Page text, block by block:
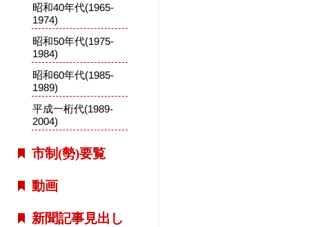
昭和40年代(1965-
1974)
昭和50年代(1975-
1984)
昭和60年代(1985-
1989)
平成一桁代(1989-
2004)
市制(勢)要覧
動画
新聞記事見出し